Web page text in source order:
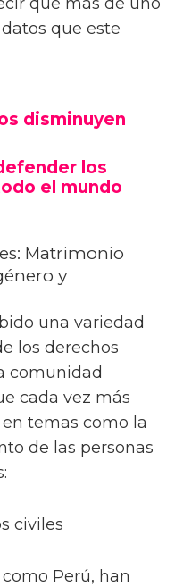
que este
disminuyen
los
el mundo
Matrimonio
y
una variedad
los derechos
comunidad
cada vez más
temas como la
de las personas
civiles
Perú, han